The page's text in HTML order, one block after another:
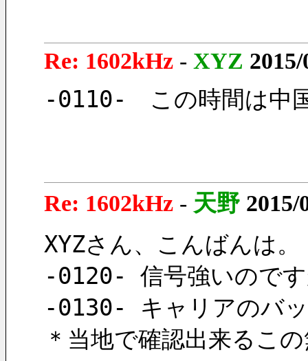
Re: 1602kHz - XYZ
-0110-　この時間は中
Re: 1602kHz - 天野 2015/
XYZさん、こんばんは。
-0120- 信号強いのです
-0130- キャリアのバッ
＊当地で確認出来るこ